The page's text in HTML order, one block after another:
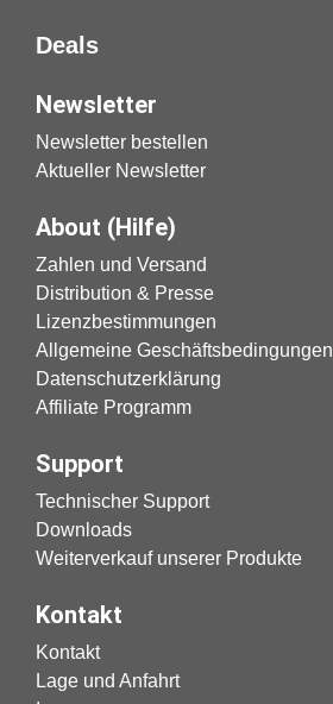
Deals
Newsletter
Newsletter bestellen
Aktueller Newsletter
About (Hilfe)
Zahlen und Versand
Distribution & Presse
Lizenzbestimmungen
Allgemeine Geschäftsbedingungen
Datenschutzerklärung
Affiliate Programm
Support
Technischer Support
Downloads
Weiterverkauf unserer Produkte
Kontakt
Kontakt
Lage und Anfahrt